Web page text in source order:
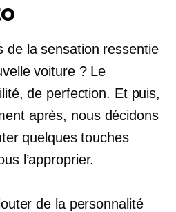
de la sensation ressentie
voiture ? Le
de perfection. Et puis,
après, nous décidons
quelques touches
l’approprier.
de la personnalité